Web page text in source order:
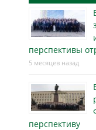
перспективы
5 месяцев назад
перспективу